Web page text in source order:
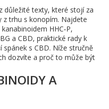
důležité texty, které stojí za
z trhu s konopím. Najdete
HHC‑P,
a CBD, praktické rady k
s CBD. Níže stručně
dozvíte a proč to může být
A